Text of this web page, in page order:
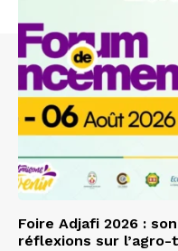
Foire Adjafi 2026 :
réflexions sur